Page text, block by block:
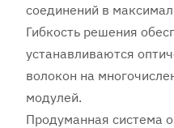
соединений в
Гибкость решения
устанавливаются
волокон на
модулей.
Продуманная система